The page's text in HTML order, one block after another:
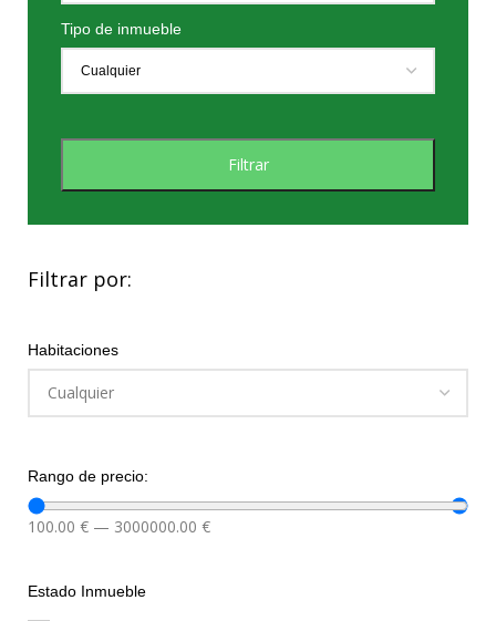
Tipo de inmueble
Filtrar
Filtrar por:
Habitaciones
Rango de precio:
100.00 € — 3000000.00 €
Estado Inmueble